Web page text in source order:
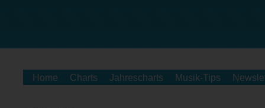
Home Charts Jahrescharts Musik-Tips